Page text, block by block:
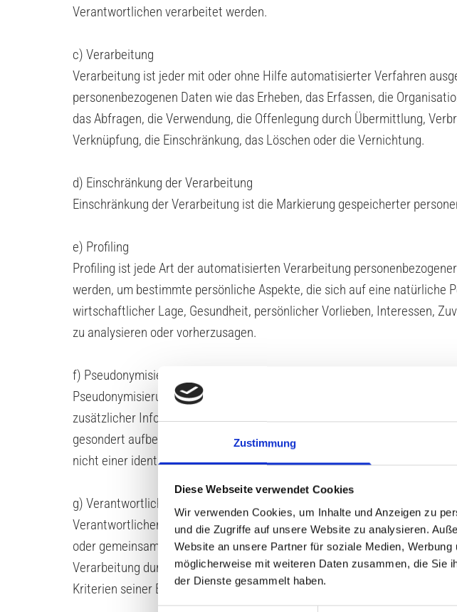
Zustimmung
Diese Webseite verwendet Cookies
Wir verwenden Cookies, um Inhalte und Anzeigen zu
und die Zugriffe auf unsere Website zu analysieren.
Website an unsere Partner für soziale Medien,
möglicherweise mit weiteren Daten zusammen, die Sie
der Dienste gesammelt haben.
Verantwortlichen verarbeitet werden.
c) Verarbeitung
Verarbeitung ist jeder mit oder ohne Hilfe automatisierter Verfahren
personenbezogenen Daten wie das Erheben, das Erfassen, die
das Abfragen, die Verwendung, die Offenlegung durch Übermittlung,
Verknüpfung, die Einschränkung, das Löschen oder die Vernichtung.
d) Einschränkung der Verarbeitung
Einschränkung der Verarbeitung ist die Markierung gespeicherter
e) Profiling
Profiling ist jede Art der automatisierten Verarbeitung
werden, um bestimmte persönliche Aspekte, die sich auf eine natürliche
wirtschaftlicher Lage, Gesundheit, persönlicher Vorlieben, Interessen,
zu analysieren oder vorherzusagen.
f) Pseudonymisierung
Pseudonymisierung ist die Verarbeitung personenbezogener Daten in
zusätzlicher Informationen nicht mehr einer spezifischen betroffenen
gesondert aufbewahrt werden und technischen und organisatorischen
nicht einer identifizierten oder identifizierbaren natürlichen Person
g) Verantwortlicher oder für die Verarbeitung Verantwortlicher
Verantwortlicher oder für die Verarbeitung Verantwortlicher ist die
oder gemeinsam mit anderen über die Zwecke und Mittel der
Verarbeitung durch das Unionsrecht oder das Recht der Mitgliedstaaten
Kriterien seiner Benennung nach dem Unionsrecht oder dem Recht der